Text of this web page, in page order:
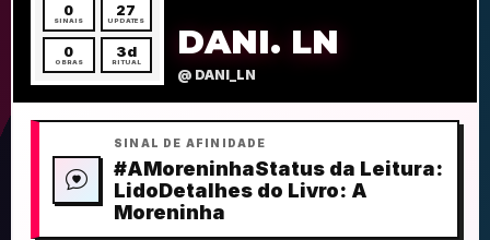
0
SINAIS
27
UPDATES
0
OBRAS
3d
RITUAL DANI. LN
@ DANI_LN
SINAL DE AFINIDADE
#AMoreninhaStatus da Leitura:
LidoDetalhes do Livro: A
Moreninha